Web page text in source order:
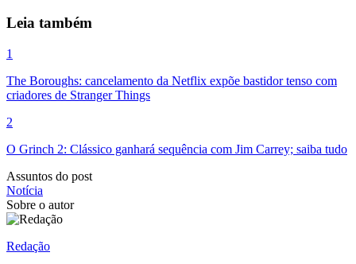
Leia também
1
The Boroughs: cancelamento da Netflix expõe bastidor tenso com
criadores de Stranger Things
2
O Grinch 2: Clássico ganhará sequência com Jim Carrey; saiba tudo
Assuntos do post
Notícia
Sobre o autor
Redação